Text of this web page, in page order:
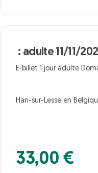
: adulte 11/11/
E-billet 1 jour adulte
Han-sur-Lesse en
33,00 €